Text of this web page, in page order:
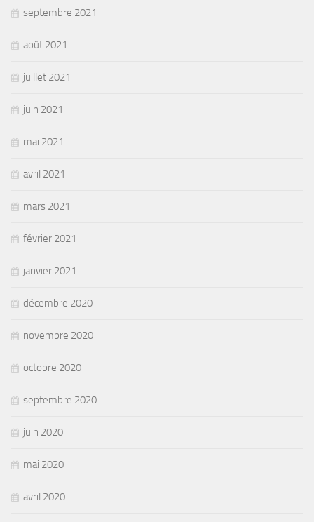
septembre 2021
août 2021
juillet 2021
juin 2021
mai 2021
avril 2021
mars 2021
février 2021
janvier 2021
décembre 2020
novembre 2020
octobre 2020
septembre 2020
juin 2020
mai 2020
avril 2020